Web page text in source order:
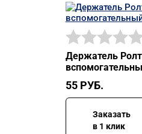
Держатель
55 РУБ.
Заказать
в 1 клик